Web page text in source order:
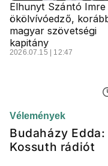
Elhunyt Szántó Imre
ökölvívóedző,
magyar szövetségi
kapitány
2026.07.15 | 12:47
Vélemények
Budaházy
Kossuth rádiót